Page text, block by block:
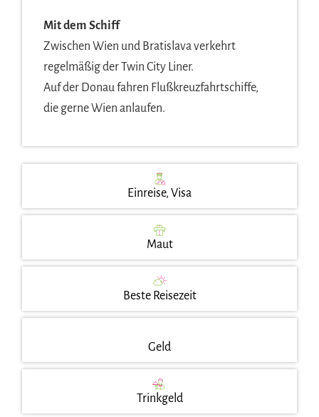
Mit dem Schiff
Zwischen Wien und Bratislava verkehrt
regelmäßig der Twin City Liner.
Auf der Donau fahren Flußkreuzfahrtschiffe,
die gerne Wien anlaufen.
Einreise, Visa
Maut
Beste Reisezeit
Geld
Trinkgeld